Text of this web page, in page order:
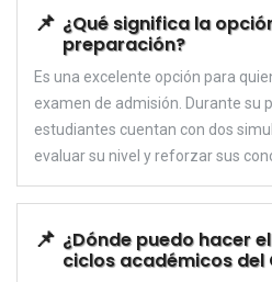
¿Qué significa la
preparación?
Es una excelente opción para
examen de admisión. Durante su
estudiantes cuentan con dos
evaluar su nivel y reforzar sus
¿Dónde puedo hacer
ciclos académicos del